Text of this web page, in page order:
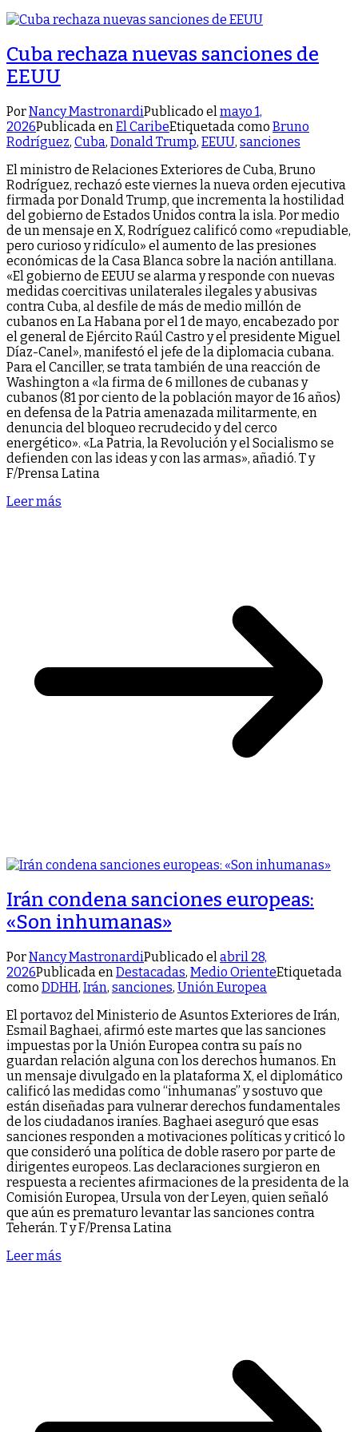
Cuba rechaza nuevas sanciones de
EEUU
PorNancy MastronardiPublicado elmayo 1,
2026Publicada enEl CaribeEtiquetada como Bruno
Rodríguez, Cuba, Donald Trump, EEUU, sanciones
El ministro de Relaciones Exteriores de Cuba, Bruno
Rodríguez, rechazó este viernes la nueva orden ejecutiva
firmada por Donald Trump, que incrementa la hostilidad
del gobierno de Estados Unidos contra la isla. Por medio
de un mensaje en X, Rodríguez calificó como «repudiable,
pero curioso y ridículo» el aumento de las presiones
económicas de la Casa Blanca sobre la nación antillana.
«El gobierno de EEUU se alarma y responde con nuevas
medidas coercitivas unilaterales ilegales y abusivas
contra Cuba, al desfile de más de medio millón de
cubanos en La Habana por el 1 de mayo, encabezado por
el general de Ejército Raúl Castro y el presidente Miguel
Díaz-Canel», manifestó el jefe de la diplomacia cubana.
Para el Canciller, se trata también de una reacción de
Washington a «la firma de 6 millones de cubanas y
cubanos (81 por ciento de la población mayor de 16 años)
en defensa de la Patria amenazada militarmente, en
denuncia del bloqueo recrudecido y del cerco
energético». «La Patria, la Revolución y el Socialismo se
defienden con las ideas y con las armas», añadió. T y
F/Prensa Latina
Leer más
Irán condena sanciones europeas:
«Son inhumanas»
PorNancy MastronardiPublicado elabril 28,
2026Publicada enDestacadas, Medio OrienteEtiquetada
como DDHH, Irán, sanciones, Unión Europea
El portavoz del Ministerio de Asuntos Exteriores de Irán,
Esmail Baghaei, afirmó este martes que las sanciones
impuestas por la Unión Europea contra su país no
guardan relación alguna con los derechos humanos. En
un mensaje divulgado en la plataforma X, el diplomático
calificó las medidas como “inhumanas” y sostuvo que
están diseñadas para vulnerar derechos fundamentales
de los ciudadanos iraníes. Baghaei aseguró que esas
sanciones responden a motivaciones políticas y criticó lo
que consideró una política de doble rasero por parte de
dirigentes europeos. Las declaraciones surgieron en
respuesta a recientes afirmaciones de la presidenta de la
Comisión Europea, Ursula von der Leyen, quien señaló
que aún es prematuro levantar las sanciones contra
Teherán. T y F/Prensa Latina
Leer más